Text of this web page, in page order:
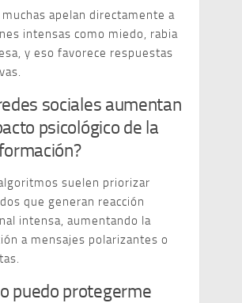
apelan directamente a
intensas como miedo, rabia
y eso favorece respuestas
sociales aumentan
psicológico de la
suelen priorizar
que generan reacción
intensa, aumentando la
a mensajes polarizantes o
puedo protegerme